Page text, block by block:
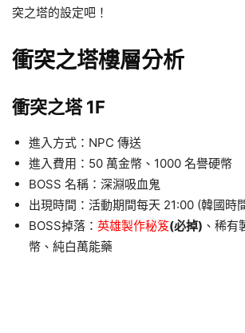
突之塔的設定吧！
衝突之塔樓層分析
衝突之塔 1F
進入方式：NPC 傳送
進入費用：50 萬金幣、1000 名譽硬幣
BOSS 名稱：深淵吸血鬼
出現時間：活動期間每天 21:00 (韓國時
BOSS掉落： 英雄製作秘笈(必掉) 、稀有
幣、純白萬能藥